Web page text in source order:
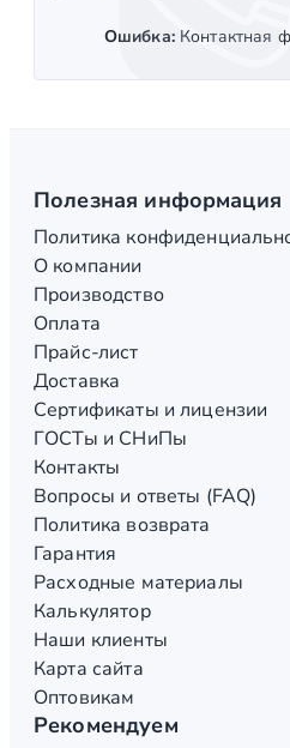
Ошибка:Контактная
Полезная информация
Политика
О компании
Производство
Оплата
Прайс-лист
Доставка
Сертификаты и лицензии
ГОСТы и СНиПы
Контакты
Вопросы и ответы (FAQ)
Политика возврата
Гарантия
Расходные материалы
Калькулятор
Наши клиенты
Карта сайта
Оптовикам
Рекомендуем